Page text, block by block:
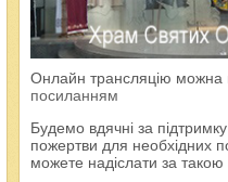
Онлайн трансляцію можна
посиланням
Будемо вдячні за
пожертви для необхідних
можете надіслати за